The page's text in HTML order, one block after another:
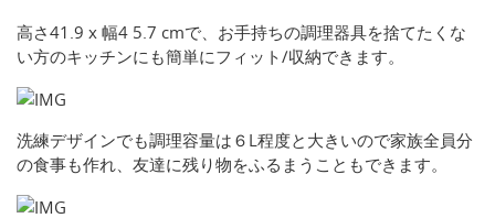
高さ41.9 x 幅4 5.7 cmで、お手持ちの調理器具を捨てたくな
い方のキッチンにも簡単にフィット/収納できます。
洗練デザインでも調理容量は６L程度と大きいので家族全員分
の食事も作れ、友達に残り物をふるまうこともできます。